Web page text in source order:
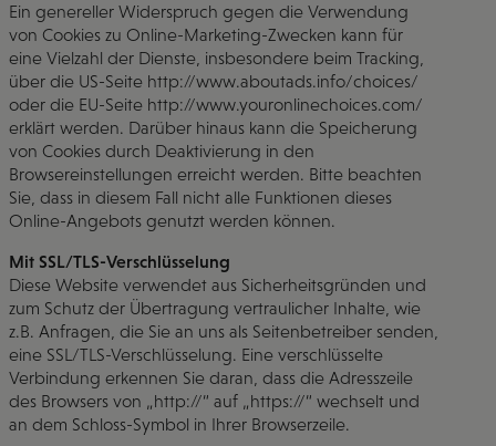
Ein genereller Widerspruch gegen die Verwendung
von Cookies zu Online-Marketing-Zwecken kann für
eine Vielzahl der Dienste, insbesondere beim Tracking,
über die US-Seite http://www.aboutads.info/choices/
oder die EU-Seite http://www.youronlinechoices.com/
erklärt werden. Darüber hinaus kann die Speicherung
von Cookies durch Deaktivierung in den
Browsereinstellungen erreicht werden. Bitte beachten
Sie, dass in diesem Fall nicht alle Funktionen dieses
Online-Angebots genutzt werden können.
Mit SSL/TLS-Verschlüsselung
Diese Website verwendet aus Sicherheitsgründen und
zum Schutz der Übertragung vertraulicher Inhalte, wie
z.B. Anfragen, die Sie an uns als Seitenbetreiber senden,
eine SSL/TLS-Verschlüsselung. Eine verschlüsselte
Verbindung erkennen Sie daran, dass die Adresszeile
des Browsers von „http://“ auf „https://“ wechselt und
an dem Schloss-Symbol in Ihrer Browserzeile.